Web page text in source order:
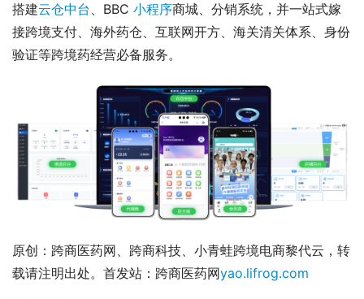
搭建云仓中台 、BBC 小程序商城、分销系统，并一站式嫁
接跨境支付、海外药仓、互联网开方、海关清关体系、身份
验证等跨境药经营必备服务。
原创：跨商医药网、跨商科技、小青蛙跨境电商黎代云，转
载请注明出处。首发站：跨商医药网yao.lifrog.com